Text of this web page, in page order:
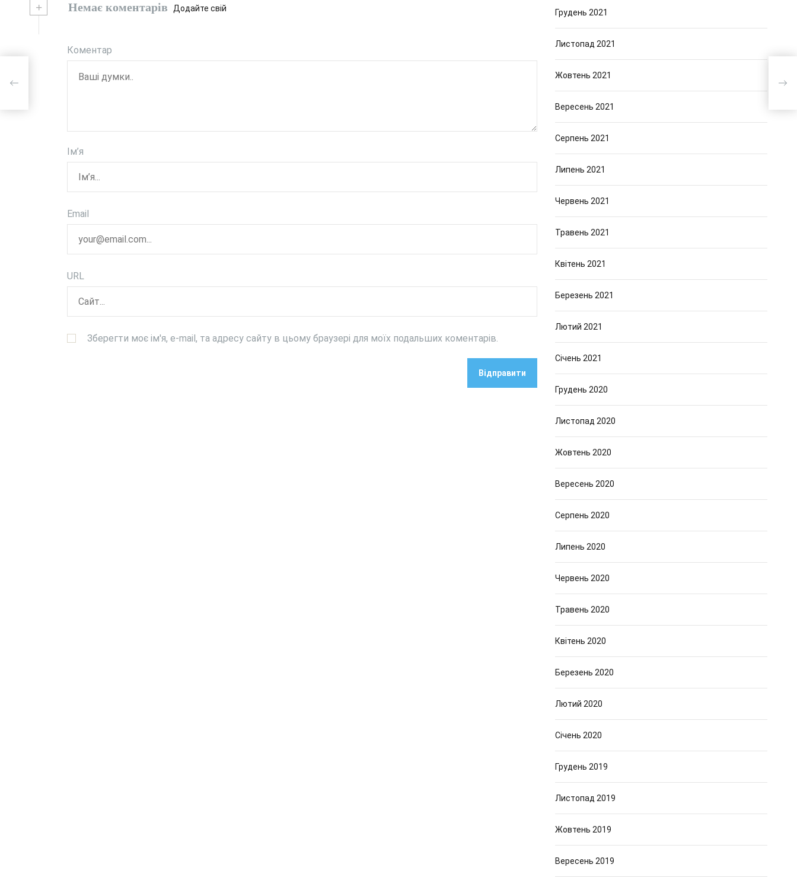
+ Немає коментарів Додайте свій
Коментар
Ім’я
Email
URL
Зберегти моє ім'я, e-mail, та адресу сайту в цьому браузері для моїх подальших коментарів.
Грудень 2021
Листопад 2021
Жовтень 2021
Вересень 2021
Серпень 2021
Липень 2021
Червень 2021
Травень 2021
Квітень 2021
Березень 2021
Лютий 2021
Січень 2021
Грудень 2020
Листопад 2020
Жовтень 2020
Вересень 2020
Серпень 2020
Липень 2020
Червень 2020
Травень 2020
Квітень 2020
Березень 2020
Лютий 2020
Січень 2020
Грудень 2019
Листопад 2019
Жовтень 2019
Вересень 2019